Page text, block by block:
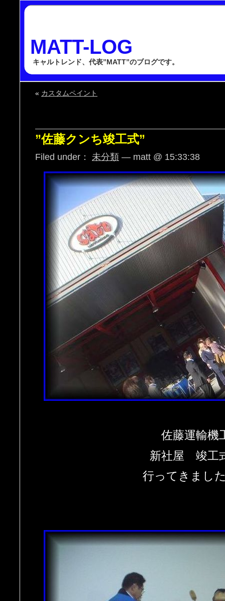
MATT-LOG
キャルトレンド、代表”MATT”のブログです。
« カスタムペイント
”佐藤クンち竣工式”
Filed under： 未分類 — matt @ 15:33:38
佐藤運輸機
新社屋 竣工
行ってきまし